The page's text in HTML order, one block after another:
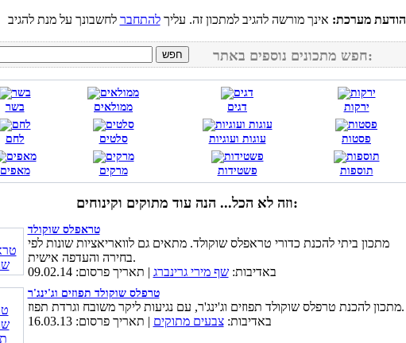
הודעת מערכת: אינך מורשה להגיב למתכון זה. עליךלהתחבר
חפש מתכונים נוספים באתר:
בשר ממולאים דגים ירקות
לחם סלטים עוגות ועוגיות פסטות
מאפים מרקים פשטידות תוספות
וזה לא הכל... הנה עוד מתוקים וקינוחים:
טראפלס שוקולד
מתכון ביתי להכנת כדורי טראפלס שוקולד. מתאים גם לוואריאציות שונות לפי
בחירה והעדפה אישית.
באדיבות:שף מירי גרינברג | תאריך פרסום: 09.02.14
טרפלס שוקולד תפוזים וג'ינג'ר
מתכון להכנת טרפלס שוקולד תפוזים וג'ינג'ר, עם נגיעות ליקר משובח וגרדת תפוז.
באדיבות:צבעים מתוקים | תאריך פרסום: 16.03.13